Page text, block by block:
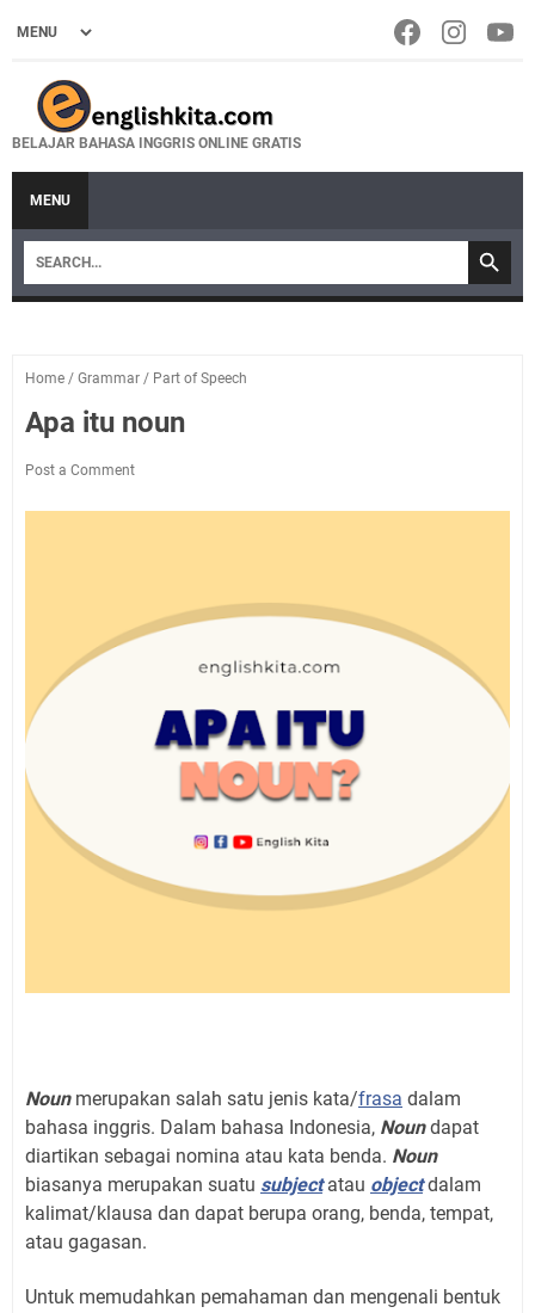
BELAJAR BAHASA INGGRIS ONLINE GRATIS
MENU
Home / Grammar / Part of Speech
Apa itu noun
Post a Comment
Nounmerupakan salah satu jenis kata/frasa dalam
bahasa inggris. Dalam bahasa Indonesia, Noundapat
diartikan sebagai nomina atau kata benda. Noun
biasanya merupakan suatu subjectatau objectdalam
kalimat/klausa dan dapat berupa orang, benda, tempat,
atau gagasan.
Untuk memudahkan pemahaman dan mengenali bentuk